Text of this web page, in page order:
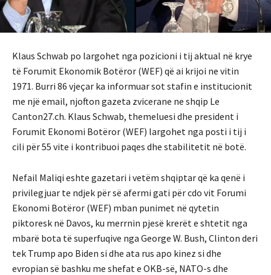
Klaus Schwab po largohet nga pozicioni i tij aktual në krye
të Forumit Ekonomik Botëror (WEF) që ai krijoi ne vitin
1971. Burri 86 vjeçar ka informuar sot stafin e institucionit
me një email, njofton gazeta zvicerane ne shqip Le
Canton27.ch. Klaus Schwab, themeluesi dhe president i
Forumit Ekonomi Botëror (WEF) largohet nga posti i tij i
cili për 55 vite i kontribuoi paqes dhe stabilitetit në botë.
Nefail Maliqi eshte gazetari i vetëm shqiptar që ka qenë i
privilegjuar te ndjek për së afermi gati për cdo vit Forumi
Ekonomi Botëror (WEF) mban punimet në qytetin
piktoresk në Davos, ku merrnin pjesë krerët e shtetit nga
mbarë bota të superfuqive nga George W. Bush, Clinton deri
tek Trump apo Biden si dhe ata rus apo kinez si dhe
evropian së bashku me shefat e OKB-së, NATO-s dhe